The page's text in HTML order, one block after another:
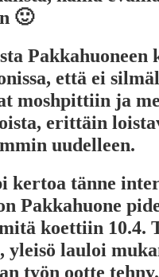
🙂
Pakkahuoneen
että ei
moshpittiin ja
erittäin
uudelleen.
kertoa tänne
Pakkahuone
koettiin 10.4.
yleisö lauloi
työn ootte